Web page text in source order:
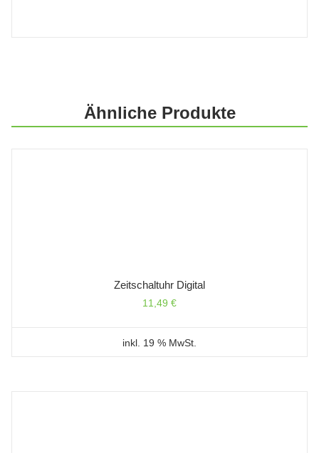
Ähnliche Produkte
Zeitschaltuhr Digital
11,49 €
inkl. 19 % MwSt.